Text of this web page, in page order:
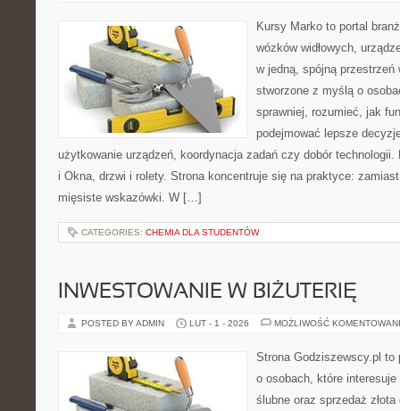
Kursy Marko to portal
wózków widłowych,
w jedną, spójną przestrzeń
stworzone z myślą o
sprawniej, rozumieć, jak
podejmować lepsze
użytkowanie urządzeń, koordynacja zadań czy dobór technologii.
i Okna, drzwi i rolety. Strona koncentruje się na praktyce:
mięsiste wskazówki. W […]
CATEGORIES: CHEMIA DLA STUDENTÓW
INWESTOWANIE W BIŻUTERIĘ
POSTED BY ADMIN LUT - 1 - 2026 MOŻLIWOŚĆ
Strona Godziszewscy.pl
o osobach, które
ślubne oraz sprzedaż